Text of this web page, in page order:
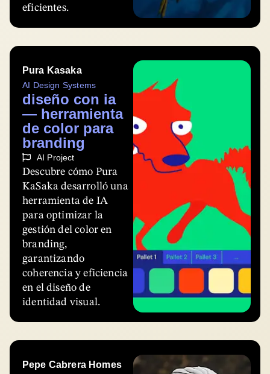
eficientes.
Pura Kasaka
AI Design Systems
diseño con ia
— herramienta
de color para
branding
AI Project
Descubre cómo Pura
KaSaka desarrolló una
herramienta de IA
para optimizar la
gestión del color en
branding,
garantizando
coherencia y eficiencia
en el diseño de
identidad visual.
Pepe Cabrera Homes